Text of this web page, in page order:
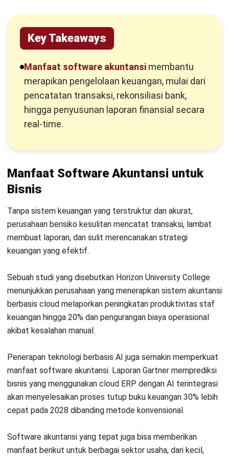
Cara Memilih Software Akuntansi Terbaik
1. Audit Kebutuhan Internal Bisnis Anda
2. Pastikan Software Dapat Mendukung Pertumbuhan
Bisnis
3. Periksa Kemampuan Integrasi dengan Sistem Lain
4. Evaluasi Kemudahan Penggunaan
6. Hitung Total Cost of Ownership (TCO)
7. Pastikan Layanan Customer Support
8. Periksa Keamanan Data
9. Buat Shortlist dan Lakukan Perbandingan
10. Uji Coba, Negosiasi, dan Ambil Keputusan
Kesimpulan
Pertanyaan Seputar Software Akuntansi
Key Takeaways
Manfaat software akuntansi membantu
merapikan pengelolaan keuangan, mulai dari
pencatatan transaksi, rekonsiliasi bank,
hingga penyusunan laporan finansial secara
real-time.
Manfaat Software Akuntansi untuk
Bisnis
Tanpa sistem keuangan yang terstruktur dan akurat,
perusahaan berisiko kesulitan mencatat transaksi, lambat
membuat laporan, dan sulit merencanakan strategi
keuangan yang efektif.
Sebuah studi yang disebutkan Horizon University College
menunjukkan perusahaan yang menerapkan sistem akuntansi
berbasis cloud melaporkan peningkatan produktivitas staf
keuangan hingga 20% dan pengurangan biaya operasional
akibat kesalahan manual.
Penerapan teknologi berbasis AI juga semakin memperkuat
manfaat software akuntansi. Laporan Gartner memprediksi
bisnis yang menggunakan cloud ERP dengan AI terintegrasi
akan menyelesaikan proses tutup buku keuangan 30% lebih
cepat pada 2028 dibanding metode konvensional.
Software akuntansi yang tepat juga bisa memberikan
manfaat berikut untuk berbagai sektor usaha, dari kecil,